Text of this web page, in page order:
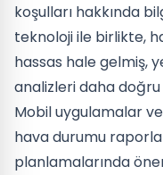
koşulları hakkında
teknoloji ile birlikte,
hassas hale gelmiş,
analizleri daha
Mobil uygulamalar
hava durumu
planlamalarında